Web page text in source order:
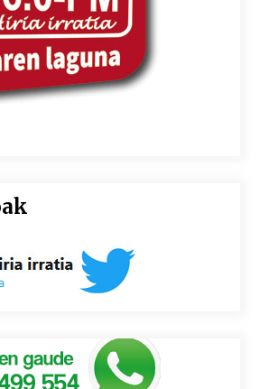
#297: Bide, Boards Of Canada, Somak,
Twisted Teens, Underscores, Habia
07/02